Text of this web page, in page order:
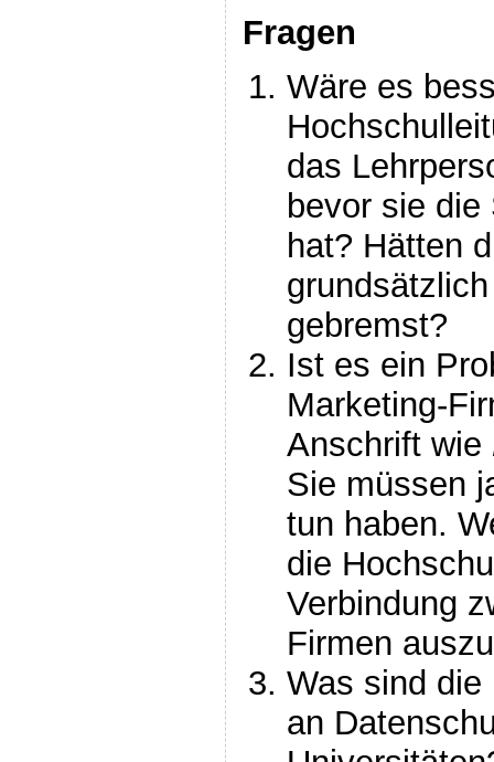
Fragen
Wäre es
das
bevor sie die
hat? Hätten
gebremst?
Ist es ein
Marketing-
Anschrift wie
Sie müssen
tun haben.
die
Verbindung
Firmen
Was sind die
an